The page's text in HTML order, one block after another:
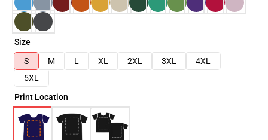
Size
S
M L XL 2XL 3XL
4XL
5XL
Print Location